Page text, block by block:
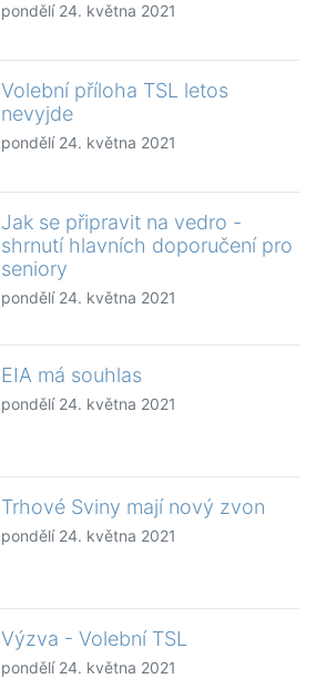
pondělí 24. května 2021
Volební příloha TSL letos
nevyjde
pondělí 24. května 2021
Jak se připravit na vedro -
shrnutí hlavních doporučení pro
seniory
pondělí 24. května 2021
EIA má souhlas
pondělí 24. května 2021
Trhové Sviny mají nový zvon
pondělí 24. května 2021
Výzva - Volební TSL
pondělí 24. května 2021